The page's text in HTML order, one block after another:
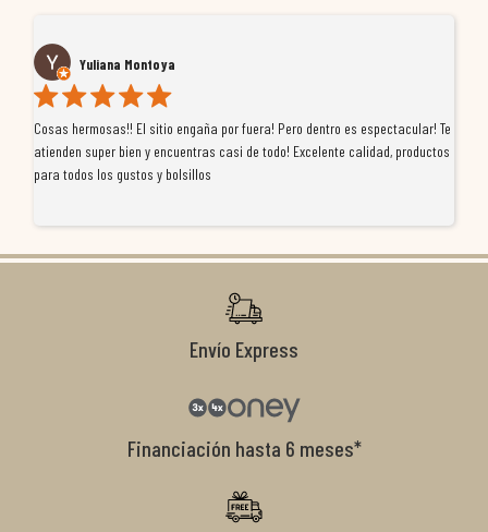
Yuliana Montoya
Cosas hermosas!! El sitio engaña por fuera! Pero dentro es espectacular! Te
atienden super bien y encuentras casi de todo! Excelente calidad, productos
para todos los gustos y bolsillos
Envío Express
Financiación hasta 6 meses*